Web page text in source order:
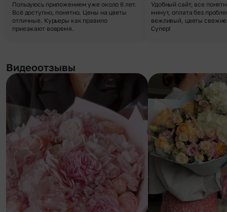
Пользуюсь приложением уже около 6 лет.
Всё доступно, понятно. Цены на цветы
отличные. Курьеры как правило
приезжают вовремя.
Удобный сайт, все
минут, оплата без
вежливый, цветы
Супер!
Видеоотзывы